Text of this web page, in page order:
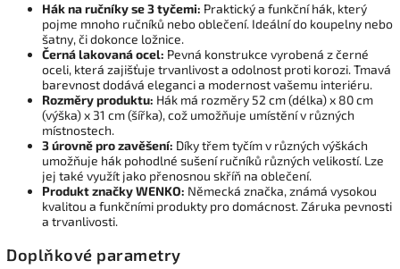
Hák na ručníky se 3 tyčemi: Praktický a funkční hák, který
pojme mnoho ručníků nebo oblečení. Ideální do koupelny nebo
šatny, či dokonce ložnice.
Černá lakovaná ocel: Pevná konstrukce vyrobená z černé
oceli, která zajišťuje trvanlivost a odolnost proti korozi. Tmavá
barevnost dodává eleganci a modernost vašemu interiéru.
Rozměry produktu: Hák má rozměry 52 cm (délka) x 80 cm
(výška) x 31 cm (šířka), což umožňuje umístění v různých
místnostech.
3 úrovně pro zavěšení: Díky třem tyčím v různých výškách
umožňuje hák pohodlné sušení ručníků různých velikostí. Lze
jej také využít jako přenosnou skříň na oblečení.
Produkt značky WENKO: Německá značka, známá vysokou
kvalitou a funkčními produkty pro domácnost. Záruka pevnosti
a trvanlivosti.
Doplňkové parametry